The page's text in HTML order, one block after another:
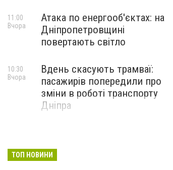
Атака по енергооб'єктах: на
Дніпропетровщині
повертають світло
11:00
Вчора
Вдень скасують трамваї:
пасажирів попередили про
зміни в роботі транспорту
Дніпра
10:30
Вчора
ТОП НОВИНИ